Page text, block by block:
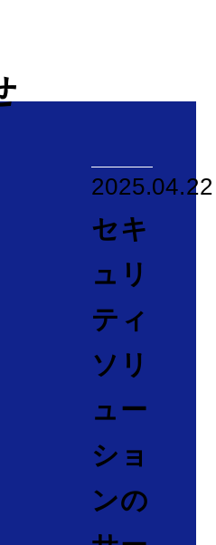
セキ
ュリ
ティ
ソリ
ュー
ショ
ンの
サー